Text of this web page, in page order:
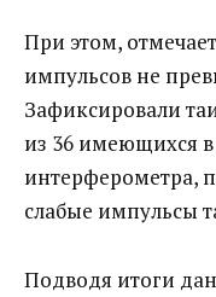
При этом,
импульсов не
Зафиксировали
из 36 имеющихся в
интерферометра,
слабые импульсы
Подводя итоги